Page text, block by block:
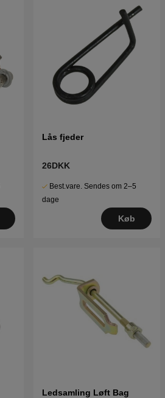
Lås fjeder
26DKK
Best.vare. Sendes om 2–5
dage
Køb
Ledsamling Løft Bag